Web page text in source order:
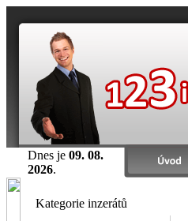
Dnes je 09. 08.
2026.
Kategorie inzerátů